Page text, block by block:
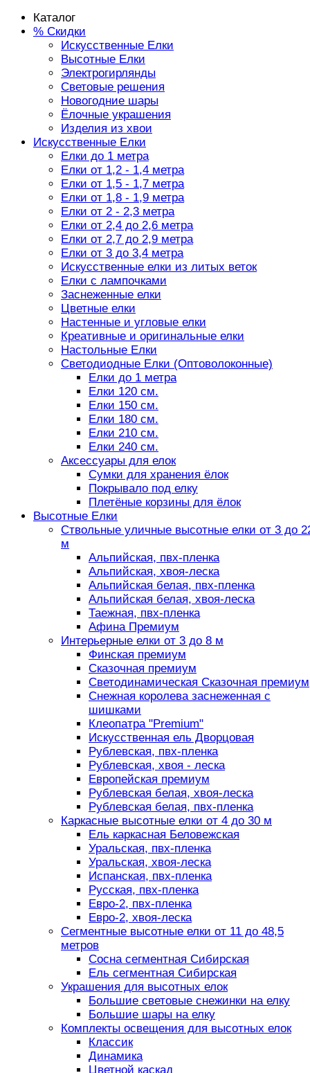
Каталог
% Скидки
Искусственные Елки
Высотные Елки
Электрогирлянды
Световые решения
Новогодние шары
Ёлочные украшения
Изделия из хвои
Искусственные Елки
Елки до 1 метра
Елки от 1,2 - 1,4 метра
Елки от 1,5 - 1,7 метра
Елки от 1,8 - 1,9 метра
Елки от 2 - 2,3 метра
Елки от 2,4 до 2,6 метра
Елки от 2,7 до 2,9 метра
Елки от 3 до 3,4 метра
Искусственные елки из литых веток
Елки с лампочками
Заснеженные елки
Цветные елки
Настенные и угловые елки
Креативные и оригинальные елки
Настольные Елки
Светодиодные Елки (Оптоволоконные)
Елки до 1 метра
Елки 120 см.
Елки 150 см.
Елки 180 см.
Елки 210 см.
Елки 240 см.
Аксессуары для елок
Сумки для хранения ёлок
Покрывало под елку
Плетёные корзины для ёлок
Высотные Елки
Ствольные уличные высотные елки от 3 до
м
Альпийская, пвх-пленка
Альпийская, хвоя-леска
Альпийская белая, пвх-пленка
Альпийская белая, хвоя-леска
Таежная, пвх-пленка
Афина Премиум
Интерьерные елки от 3 до 8 м
Финская премиум
Сказочная премиум
Светодинамическая Сказочная премиум
Снежная королева заснеженная с
шишками
Клеопатра "Premium"
Искусственная ель Дворцовая
Рублевская, пвх-пленка
Рублевская, хвоя - леска
Европейская премиум
Рублевская белая, хвоя-леска
Рублевская белая, пвх-пленка
Каркасные высотные елки от 4 до 30 м
Ель каркасная Беловежская
Уральская, пвх-пленка
Уральская, хвоя-леска
Испанская, пвх-пленка
Русская, пвх-пленка
Евро-2, пвх-пленка
Евро-2, хвоя-леска
Сегментные высотные елки от 11 до 48,5
метров
Сосна сегментная Сибирская
Ель сегментная Сибирская
Украшения для высотных елок
Большие световые снежинки на елку
Большие шары на елку
Комплекты освещения для высотных елок
Классик
Динамика
Цветной каскад